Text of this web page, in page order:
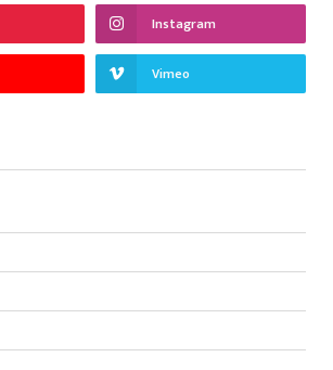
Instagram
Vimeo